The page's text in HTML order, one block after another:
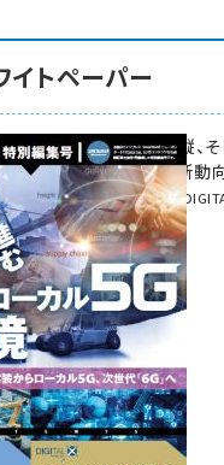
イトペーパー
境対策、建機の遠隔操縦、そ
世代通信規格「5G」最新動
ニューズレター ×